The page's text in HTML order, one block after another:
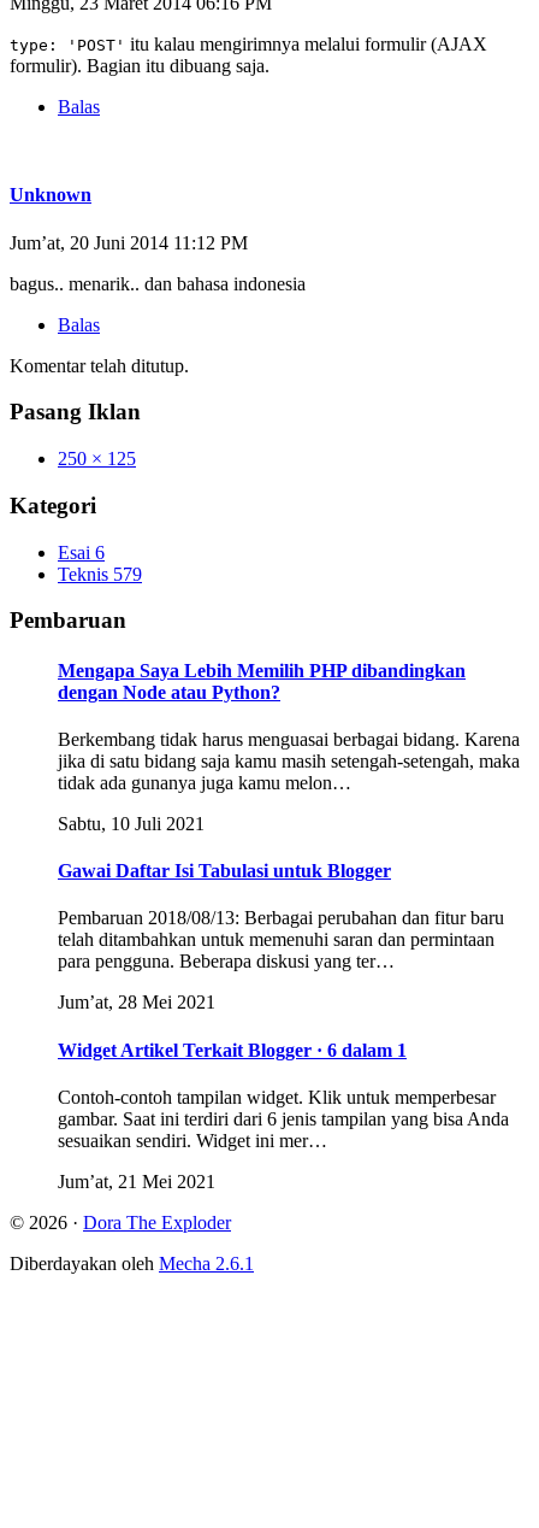
type: 'POST' itu kalau mengirimnya melalui formulir (AJAX
formulir). Bagian itu dibuang saja.
Balas
Unknown
Jum’at, 20 Juni 2014 11:12 PM
bagus.. menarik.. dan bahasa indonesia
Balas
Komentar telah ditutup.
Pasang Iklan
250 × 125
Kategori
Esai 6
Teknis 579
Pembaruan
Mengapa Saya Lebih Memilih PHP dibandingkan
dengan Node atau Python?
Berkembang tidak harus menguasai berbagai bidang. Karena
jika di satu bidang saja kamu masih setengah-setengah, maka
tidak ada gunanya juga kamu melon…
Sabtu, 10 Juli 2021
Gawai Daftar Isi Tabulasi untuk Blogger
Pembaruan 2018/08/13: Berbagai perubahan dan fitur baru
telah ditambahkan untuk memenuhi saran dan permintaan
para pengguna. Beberapa diskusi yang ter…
Jum’at, 28 Mei 2021
Widget Artikel Terkait Blogger · 6 dalam 1
Contoh-contoh tampilan widget. Klik untuk memperbesar
gambar. Saat ini terdiri dari 6 jenis tampilan yang bisa Anda
sesuaikan sendiri. Widget ini mer…
Jum’at, 21 Mei 2021
© 2026 · Dora The Exploder
Diberdayakan oleh Mecha 2.6.1